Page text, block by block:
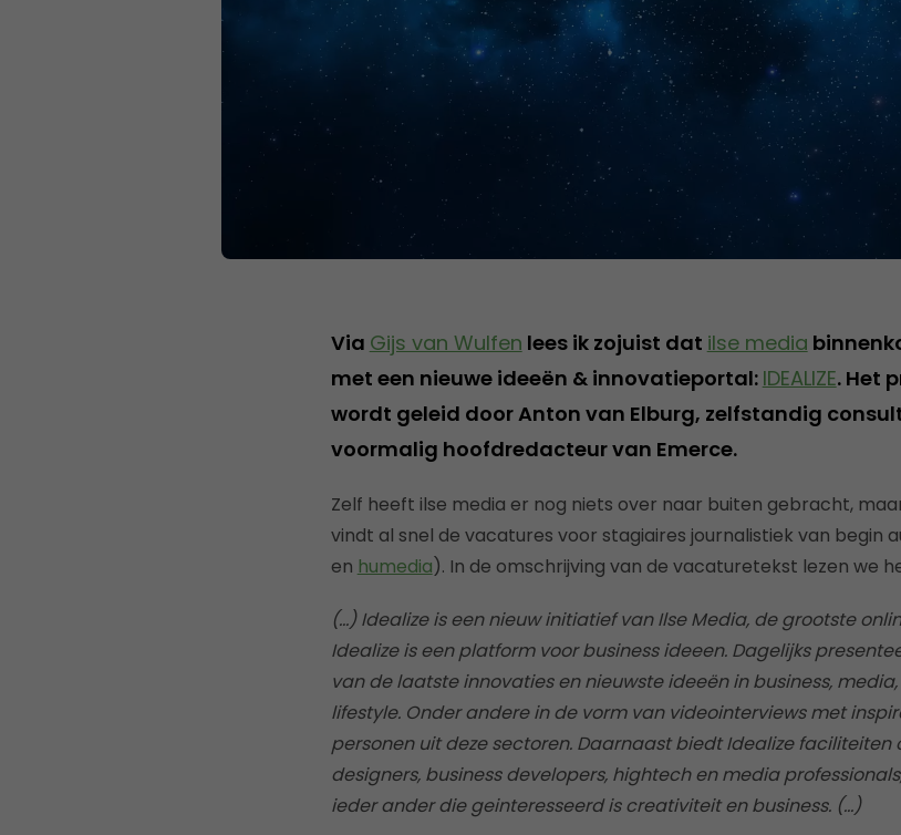
Via Gijs van Wulfen lees ik zojuist dat ilse media
met een nieuwe ideeën & innovatieportal: IDEALIZE. Het
wordt geleid door Anton van Elburg, zelfstandig
voormalig hoofdredacteur van Emerce.
Zelf heeft ilse media er nog niets over naar buiten gebracht,
vindt al snel de vacatures voor stagiaires journalistiek van begin
en humedia). In de omschrijving van de vacaturetekst lezen we
(…) Idealize is een nieuw initiatief van Ilse Media, de grootste
Idealize is een platform voor business ideeen. Dagelijks
van de laatste innovaties en nieuwste ideeën in business,
lifestyle. Onder andere in de vorm van videointerviews met
personen uit deze sectoren. Daarnaast biedt Idealize faciliteiten
designers, business developers, hightech en media
ieder ander die geinteresseerd is creativiteit en business. (…)